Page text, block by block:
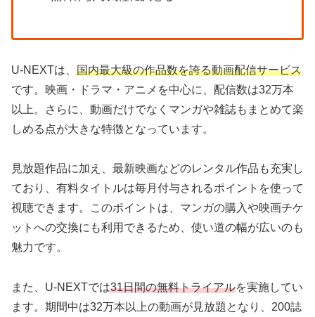
U-NEXTは、 国内最大級の作品数を誇る動画配信サービス
です。映画・ドラマ・アニメを中心に、配信数は32万本
以上。さらに、動画だけでなくマンガや雑誌もまとめて楽
しめる点が大きな特徴となっています。
見放題作品に加え、最新映画などのレンタル作品も充実し
ており、有料タイトルは毎月付与されるポイントを使って
視聴できます。このポイントは、マンガの購入や映画チケ
ットへの交換にも利用できるため、使い道の幅が広いのも
魅力です。
また、U-NEXTでは31日間の無料トライアルを実施してい
ます。期間中は32万本以上の動画が見放題となり、200誌